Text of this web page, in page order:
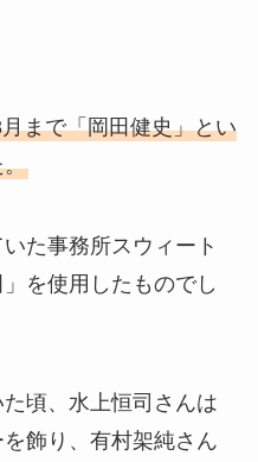
まで「岡田健史」とい
。
た事務所スウィート
を使用したものでし
頃、水上恒司さんは
を飾り、有村架純さん